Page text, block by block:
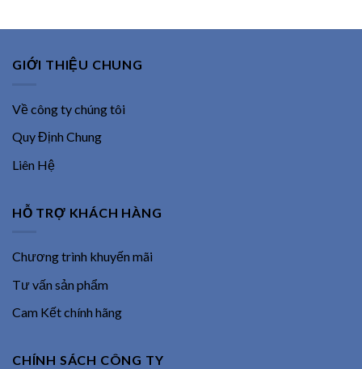
GIỚI THIỆU CHUNG
Về công ty chúng tôi
Quy Định Chung
Liên Hệ
HỖ TRỢ KHÁCH HÀNG
Chương trình khuyến mãi
Tư vấn sản phẩm
Cam Kết chính hãng
CHÍNH SÁCH CÔNG TY